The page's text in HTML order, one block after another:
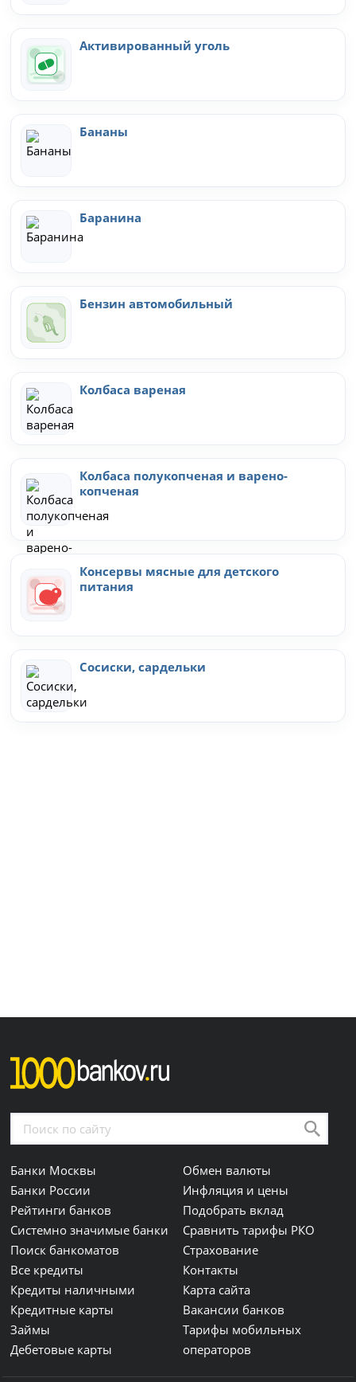
Активированный уголь
Бананы
Баранина
Бензин автомобильный
Колбаса вареная
Колбаса полукопченая и варено-
копченая
Консервы мясные для детского
питания
Сосиски, сардельки
Банки Москвы
Банки России
Рейтинги банков
Системно значимые банки
Поиск банкоматов
Все кредиты
Кредиты наличными
Кредитные карты
Займы
Дебетовые карты
Обмен валюты
Инфляция и цены
Подобрать вклад
Сравнить тарифы РКО
Страхование
Контакты
Карта сайта
Вакансии банков
Тарифы мобильных
операторов